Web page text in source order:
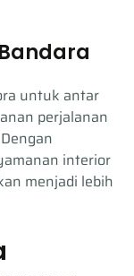
untuk antar
perjalanan
interior
menjadi lebih